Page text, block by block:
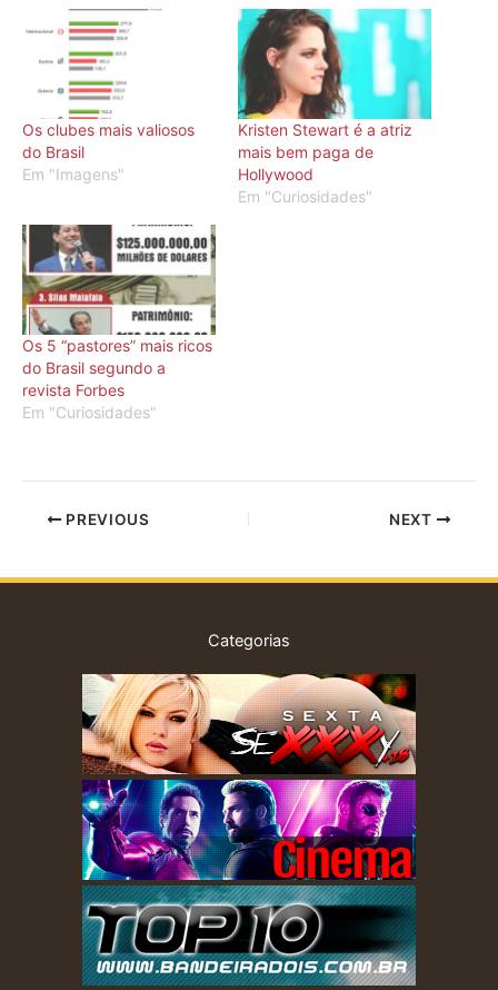
Os clubes mais valiosos
do Brasil
Em "Imagens"
Kristen Stewart é a atriz
mais bem paga de
Hollywood
Em "Curiosidades"
Os 5 “pastores” mais ricos
do Brasil segundo a
revista Forbes
Em "Curiosidades"
PREVIOUS NEXT
Categorias